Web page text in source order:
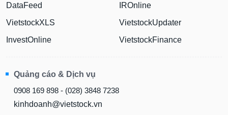
DataFeed
VietstockXLS
InvestOnline
IROnline
VietstockUpdater
VietstockFinance
Quảng cáo & Dịch vụ
0908 169 898 - (028) 3848 7238
kinhdoanh@vietstock.vn